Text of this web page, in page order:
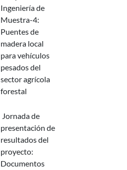
Ingeniería de
Muestra-4:
Puentes de
madera local
para vehículos
pesados del
sector agrícola
forestal
Jornada de
presentación de
resultados del
proyecto:
Documentos